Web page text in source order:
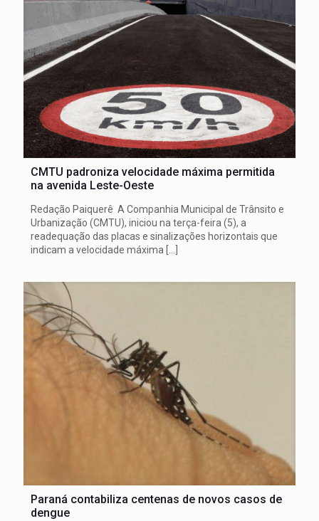
CMTU padroniza velocidade máxima permitida
na avenida Leste-Oeste
Redação Paiquerê A Companhia Municipal de Trânsito e
Urbanização (CMTU), iniciou na terça-feira (5), a
readequação das placas e sinalizações horizontais que
indicam a velocidade máxima
Paraná contabiliza centenas de novos casos de
dengue